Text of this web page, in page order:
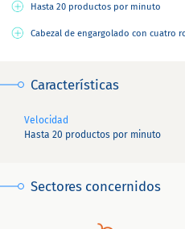
Hasta 20 productos por minuto
Cabezal de engargolado con cuatro
Características
Velocidad
Hasta 20 productos por minuto
Sectores concernidos